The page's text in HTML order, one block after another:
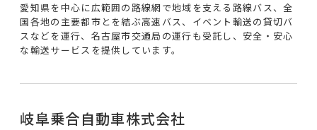
愛知県を中心に広範囲の路線網で地域を支える路線バス、全
国各地の主要都市とを結ぶ高速バス、イベント輸送の貸切バ
スなどを運行、名古屋市交通局の運行も受託し、安全・安心
な輸送サービスを提供しています。
岐阜乗合自動車株式会社